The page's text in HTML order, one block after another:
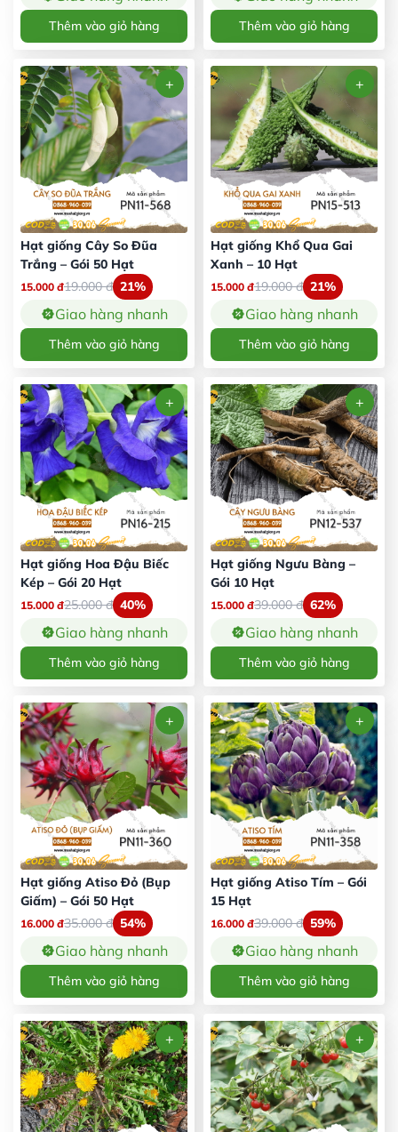
Thêm vào giỏ hàng Thêm vào giỏ hàng
Hạt giống Cây So Đũa
Trắng – Gói 50 Hạt
15.000 đ19.000đ 21%
Giao hàng nhanh
Thêm vào giỏ hàng
Hạt giống Khổ Qua Gai
Xanh – 10 Hạt
15.000 đ19.000đ 21%
Giao hàng nhanh
Thêm vào giỏ hàng
Hạt giống Hoa Đậu Biếc
Kép – Gói 20 Hạt
15.000 đ25.000đ 40%
Giao hàng nhanh
Thêm vào giỏ hàng
Hạt giống Ngưu Bàng –
Gói 10 Hạt
15.000 đ39.000đ 62%
Giao hàng nhanh
Thêm vào giỏ hàng
Hạt giống Atiso Đỏ (Bụp
Giấm) – Gói 50 Hạt
16.000 đ35.000đ 54%
Giao hàng nhanh
Thêm vào giỏ hàng
Hạt giống Atiso Tím – Gói
15 Hạt
16.000 đ39.000đ 59%
Giao hàng nhanh
Thêm vào giỏ hàng